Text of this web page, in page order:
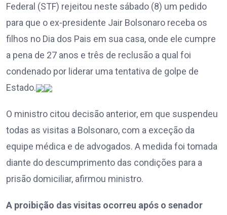
Federal (STF) rejeitou neste sábado (8) um pedido
para que o ex-presidente Jair Bolsonaro receba os
filhos no Dia dos Pais em sua casa, onde ele cumpre
a pena de 27 anos e três de reclusão a qual foi
condenado por liderar uma tentativa de golpe de
Estado.
O ministro citou decisão anterior, em que suspendeu
todas as visitas a Bolsonaro, com a exceção da
equipe médica e de advogados. A medida foi tomada
diante do descumprimento das condições para a
prisão domiciliar, afirmou ministro.
A proibição das visitas ocorreu após o senador